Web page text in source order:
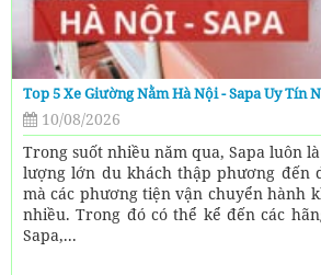
Top 5 Xe Giường Nằm Hà Nội - Sapa Uy Tín
10/08/2026
Trong suốt nhiều năm qua, Sapa luôn
lượng lớn du khách thập phương đến
mà các phương tiện vận chuyển hành
nhiều. Trong đó có thể kể đến các
Sapa,...